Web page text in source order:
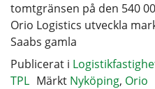
tomtgränsen på den 540
Orio Logistics utveckla
Saabs gamla
Publicerat i
TPL Märkt Nyköping, Orio